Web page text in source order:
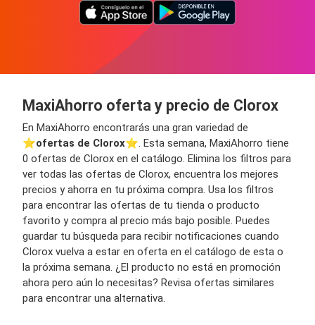
MaxiAhorro oferta y precio de Clorox
En MaxiAhorro encontrarás una gran variedad de
⭐️ofertas de Clorox⭐️. Esta semana, MaxiAhorro tiene
0 ofertas de Clorox en el catálogo. Elimina los filtros para
ver todas las ofertas de Clorox, encuentra los mejores
precios y ahorra en tu próxima compra. Usa los filtros
para encontrar las ofertas de tu tienda o producto
favorito y compra al precio más bajo posible. Puedes
guardar tu búsqueda para recibir notificaciones cuando
Clorox vuelva a estar en oferta en el catálogo de esta o
la próxima semana. ¿El producto no está en promoción
ahora pero aún lo necesitas? Revisa ofertas similares
para encontrar una alternativa.